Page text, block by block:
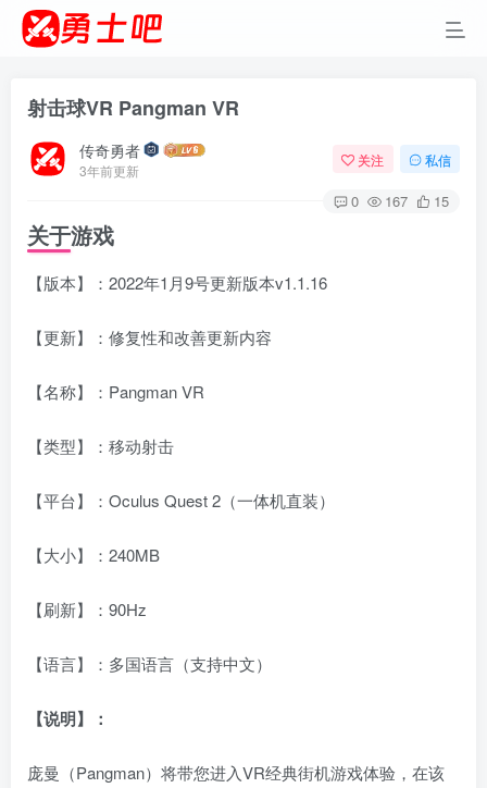
射击球VR Pangman VR
传奇勇者
3年前更新
关注 私信
0 167 15
关于游戏
【版本】：2022年1月9号更新版本v1.1.16
【更新】：修复性和改善更新内容
【名称】：Pangman VR
【类型】：移动射击
【平台】：Oculus Quest 2（一体机直装）
【大小】：240MB
【刷新】：90Hz
【语言】：多国语言（支持中文）
【说明】：
庞曼（Pangman）将带您进入VR经典街机游戏体验，在该